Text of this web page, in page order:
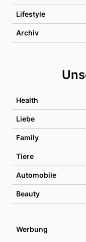
Lifestyle
Archiv
Health
Liebe
Family
Tiere
Automobile
Beauty
Werbung